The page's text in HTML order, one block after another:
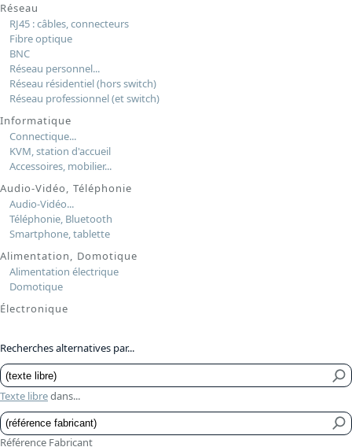
Réseau
RJ45 : câbles, connecteurs
Fibre optique
BNC
Réseau personnel...
Réseau résidentiel (hors switch)
Réseau professionnel (et switch)
Informatique
Connectique...
KVM, station d'accueil
Accessoires, mobilier...
Audio-Vidéo, Téléphonie
Audio-Vidéo...
Téléphonie, Bluetooth
Smartphone, tablette
Alimentation, Domotique
Alimentation électrique
Domotique
Électronique
Recherches alternatives par...
Texte libredans...
Référence Fabricant